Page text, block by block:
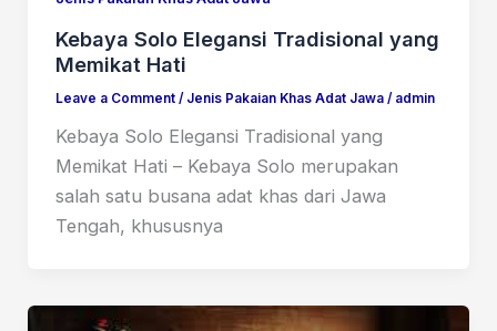
Kebaya Solo Elegansi Tradisional yang
Memikat Hati
Leave a Comment / Jenis Pakaian Khas Adat Jawa/ admin
Kebaya Solo Elegansi Tradisional yang
Memikat Hati – Kebaya Solo merupakan
salah satu busana adat khas dari Jawa
Tengah, khususnya